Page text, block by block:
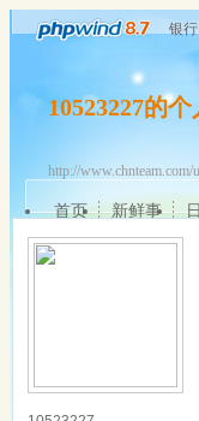
银行
10523227的
http://www.chnteam.com/
首页 新鲜事